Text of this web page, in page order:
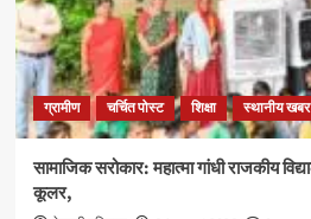
ग्रामीण चर्चित पोस्ट शिक्षा स्थानीय खबर
सामाजिक सरोकार: महात्मा गांधी राजकीय
कूलर,